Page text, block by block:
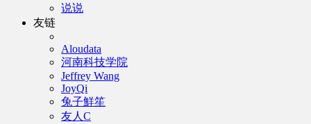
说说
友链
Aloudata
河南科技学院
Jeffrey Wang
JoyQi
兔子鮮笙
友人C